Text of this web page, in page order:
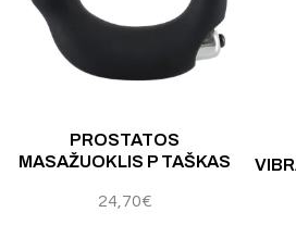
PROSTATOS
MASAŽUOKLIS P TAŠKAS
24,70€
Įvertinimas:4.25